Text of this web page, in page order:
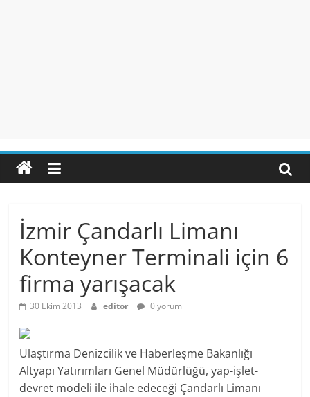
İzmir Çandarlı Limanı
Konteyner Terminali için 6
firma yarışacak
30 Ekim 2013 editor 0 yorum
Ulaştırma Denizcilik ve Haberleşme Bakanlığı
Altyapı Yatırımları Genel Müdürlüğü, yap-işlet-
devret modeli ile ihale edeceği Çandarlı Limanı